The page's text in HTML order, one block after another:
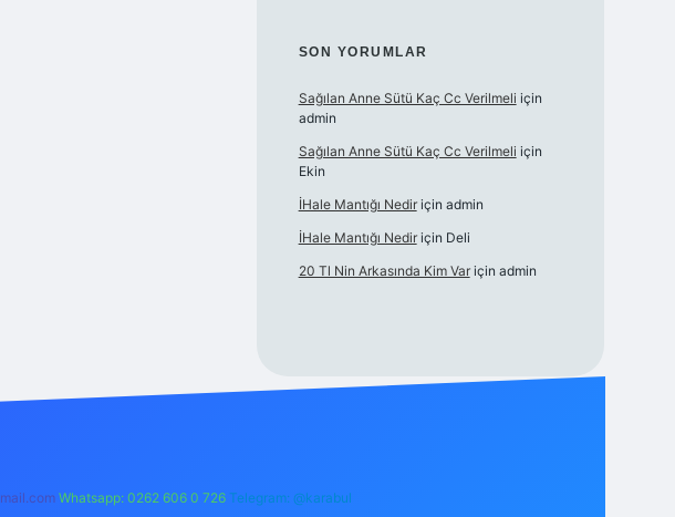
SON YORUMLAR
Sağılan Anne Sütü Kaç Cc Verilmeli için
admin
Sağılan Anne Sütü Kaç Cc Verilmeli için
Ekin
İHale Mantığı Nediriçin admin
İHale Mantığı Nediriçin Deli
20 Tl Nin Arkasında Kim Variçin admin
Whatsapp: 0262 606 0 726 Telegram: @karabul